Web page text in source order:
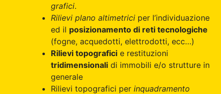
grafici.
Rilievi plano altimetrici per l’individuazione
ed il posizionamento di reti tecnologiche
(fogne, acquedotti, elettrodotti, ecc…)
Rilievi topografici e restituzioni
tridimensionali di immobili e/o strutture in
generale
Rilievi topografici per inquadramento